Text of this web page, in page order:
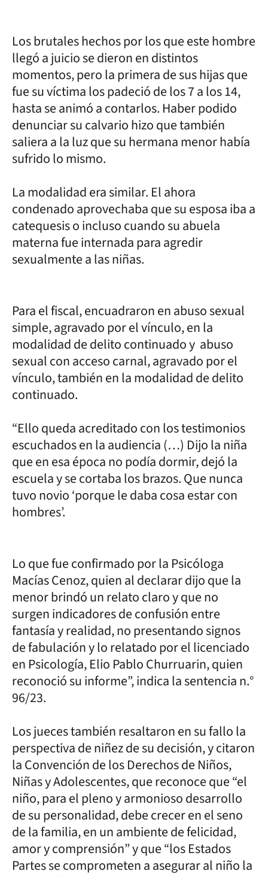
Los brutales hechos por los que este hombre
llegó a juicio se dieron en distintos
momentos, pero la primera de sus hijas que
fue su víctima los padeció de los 7 a los 14,
hasta se animó a contarlos. Haber podido
denunciar su calvario hizo que también
saliera a la luz que su hermana menor había
sufrido lo mismo.
La modalidad era similar. El ahora
condenado aprovechaba que su esposa iba a
catequesis o incluso cuando su abuela
materna fue internada para agredir
sexualmente a las niñas.
Para el fiscal, encuadraron en abuso sexual
simple, agravado por el vínculo, en la
modalidad de delito continuado y abuso
sexual con acceso carnal, agravado por el
vínculo, también en la modalidad de delito
continuado.
“Ello queda acreditado con los testimonios
escuchados en la audiencia (…) Dijo la niña
que en esa época no podía dormir, dejó la
escuela y se cortaba los brazos. Que nunca
tuvo novio ‘porque le daba cosa estar con
hombres’.
Lo que fue confirmado por la Psicóloga
Macías Cenoz, quien al declarar dijo que la
menor brindó un relato claro y que no
surgen indicadores de confusión entre
fantasía y realidad, no presentando signos
de fabulación y lo relatado por el licenciado
en Psicología, Elio Pablo Churruarin, quien
reconoció su informe”, indica la sentencia n.°
96/23.
Los jueces también resaltaron en su fallo la
perspectiva de niñez de su decisión, y citaron
la Convención de los Derechos de Niños,
Niñas y Adolescentes, que reconoce que “el
niño, para el pleno y armonioso desarrollo
de su personalidad, debe crecer en el seno
de la familia, en un ambiente de felicidad,
amor y comprensión” y que “los Estados
Partes se comprometen a asegurar al niño la